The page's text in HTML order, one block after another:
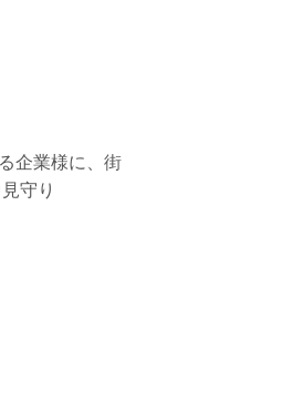
企業様に、街
守り